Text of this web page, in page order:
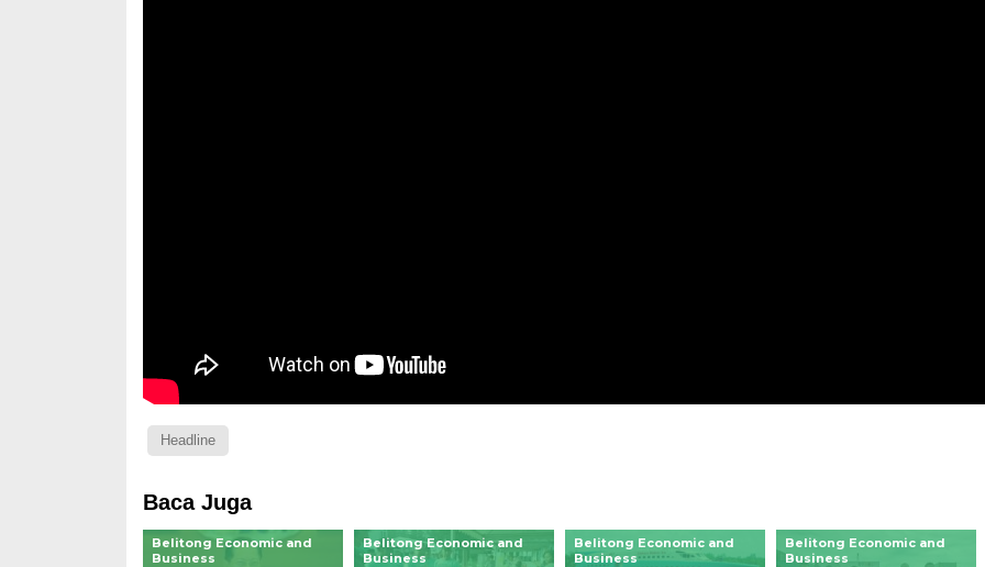
Headline
Baca Juga
Belitong Economic and
Business
Belitong Economic and
Business
Belitong Economic and
Business
Belitong Economic and
Business